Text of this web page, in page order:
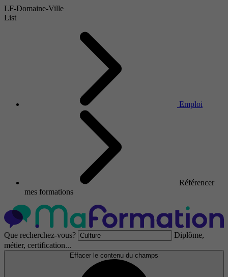
LF-Domaine-Ville
List
Emploi
Référencer
mes formations
Que recherchez-vous?
Diplôme,
métier, certification...
Effacer le contenu du champs